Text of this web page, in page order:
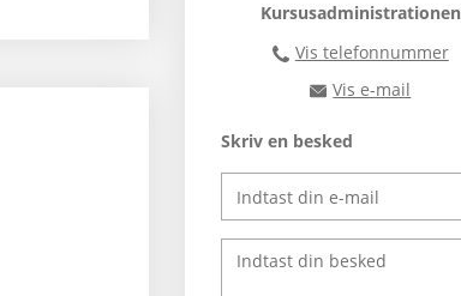
Kursusadministrationen
Vis telefonnummer
46300400
Vis e-mail
rts@rts.dk
Skriv en besked